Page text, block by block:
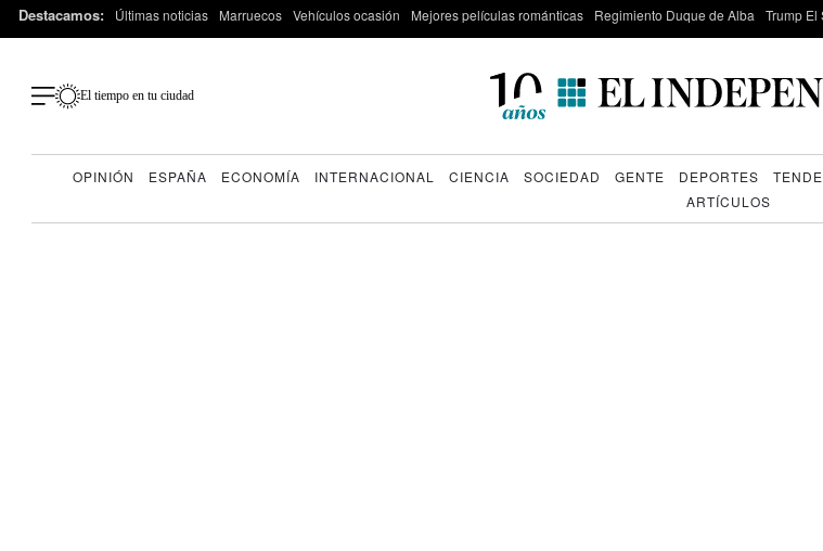
Destacamos: Últimas noticias Marruecos Vehículos ocasión Mejores películas románticas Regimiento Duque de Alba Trump El
El tiempo en tu ciudad
OPINIÓN ESPAÑA ECONOMÍA INTERNACIONAL CIENCIA SOCIEDAD GENTE DEPORTES
ARTÍCULOS